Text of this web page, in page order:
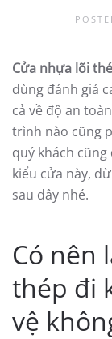
Cửa nhựa lõi
dùng đánh giá
cả về độ an
trình nào cũng
quý khách
kiểu cửa này,
sau đây nhé.
Có nên
thép đi
vệ